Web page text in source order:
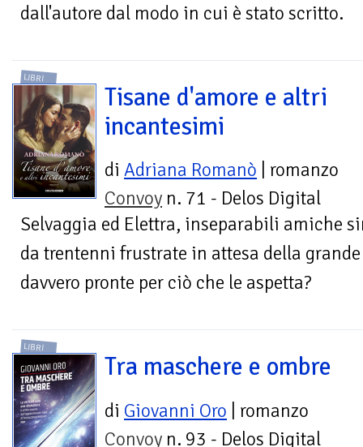
dall'autore dal modo in cui è stato scritto.
LIBRI
Tisane d'amore e altri
incantesimi
di Adriana Romanò | romanzo
Convoy n. 71 - Delos Digital
Selvaggia ed Elettra, inseparabili amiche
da trentenni frustrate in attesa della
davvero pronte per ciò che le aspetta?
LIBRI
Tra maschere e ombre
di Giovanni Oro | romanzo
Convoy n. 93 - Delos Digital